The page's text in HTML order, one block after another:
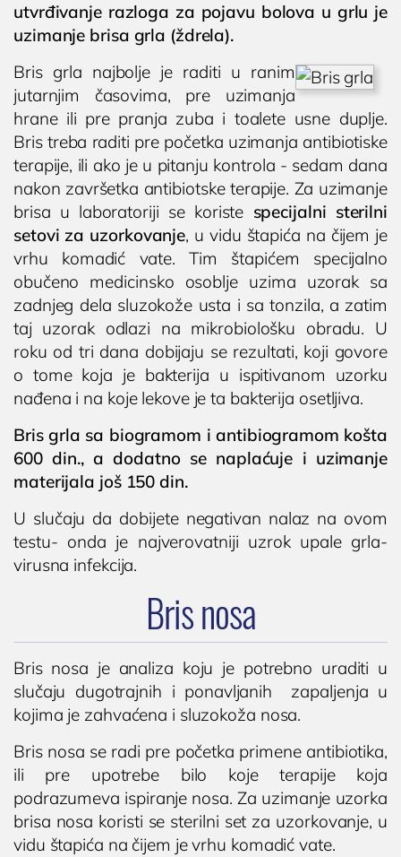
oboljenja
Lečenje prostate
Postavljanje, skidanje i zamena katetera u
Nišu
Ispitivanje uzroka neplodnosti i spermogram
Operacija fimoze
Kondilomi, dijagnostika i lečenje
Cistoskopija
IMUNOLOGIJA
Pregled imunologa
Dijagnostika alergija
Ispitivanje oslabljenog imuniteta
Tromesečna transformacija: Od hronične
upale do trajnog zdravlja
OPŠTA I INTERNA MEDICINA
OPŠTA MEDICINA
KARDIOLOGIJA
Kardiolog
EHO srca (ultrazvuk ili ehokardiografija srca)
NEFROLOGIJA
Nefrolog u Nišu
GASTROLOGIJA
Gastroenterolog u Nišu
ENDOKRINOLOGIJA
Endokrinolog

Dodirnite za poziv
(018) 572-795
Dodirnite za poziv
(061) 63-23-053
Poliklinika i laboratorija
Bocokić Niš
kontakt@privatnaklinika.rs
18000 Niš, Srbija
utvrđivanje razloga za pojavu bolova u grlu je
uzimanje brisa grla (ždrela).
Bris grla najbolje je raditi u ranim
jutarnjim časovima, pre uzimanja
hrane ili pre pranja zuba i toalete usne duplje.
Bris treba raditi pre početka uzimanja antibiotiske
terapije, ili ako je u pitanju kontrola - sedam dana
nakon završetka antibiotske terapije. Za uzimanje
brisa u laboratoriji se koriste specijalni sterilni
setovi za uzorkovanje, u vidu štapića na čijem je
vrhu komadić vate. Tim štapićem specijalno
obučeno medicinsko osoblje uzima uzorak sa
zadnjeg dela sluzokože usta i sa tonzila, a zatim
taj uzorak odlazi na mikrobiološku obradu. U
roku od tri dana dobijaju se rezultati, koji govore
o tome koja je bakterija u ispitivanom uzorku
nađena i na koje lekove je ta bakterija osetljiva.
Bris grla sa biogramom i antibiogramom košta
600 din., a dodatno se naplaćuje i uzimanje
materijala još 150 din.
U slučaju da dobijete negativan nalaz na ovom
testu- onda je najverovatniji uzrok upale grla-
virusna infekcija.
Bris nosa
Bris nosa je analiza koju je potrebno uraditi u
slučaju dugotrajnih i ponavljanih zapaljenja u
kojima je zahvaćena i sluzokoža nosa.
Bris nosa se radi pre početka primene antibiotika,
ili pre upotrebe bilo koje terapije koja
podrazumeva ispiranje nosa. Za uzimanje uzorka
brisa nosa koristi se sterilni set za uzorkovanje, u
vidu štapića na čijem je vrhu komadić vate.